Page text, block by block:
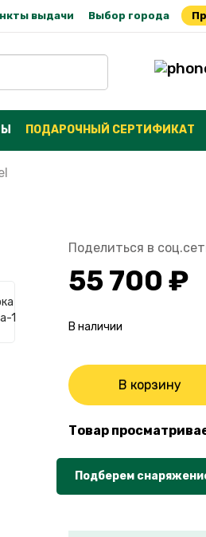
выдачи Выбор города
ПОДАРОЧНЫЙ СЕРТИФИКАТ
Поделиться в
55 700 ₽
В наличии
В корзину
Товар
Подберем